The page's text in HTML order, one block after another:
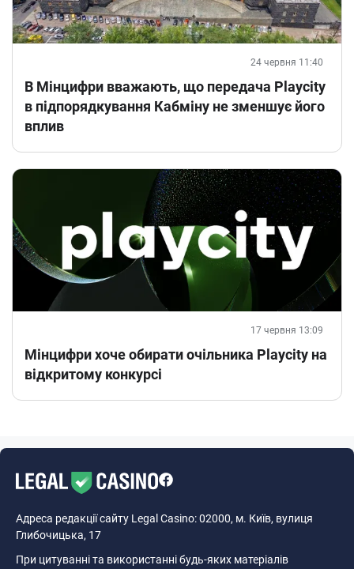
24 червня 11:40
В Мінцифри вважають, що передача Playcity
в підпорядкування Кабміну не зменшує його
вплив
17 червня 13:09
Мінцифри хоче обирати очільника Playcity на
відкритому конкурсі
Адреса редакції сайту Legal Casino: 02000, м. Київ, вулиця
Глибочицька, 17
При цитуванні та використанні будь-яких матеріалів